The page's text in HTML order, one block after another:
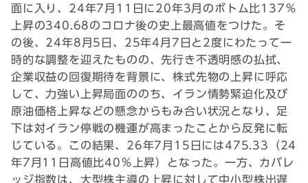
面に入り、24年7月11日に20年3月のボトム比137％
上昇の340.68のコロナ後の史上最高値をつけた。そ
の後、24年8月5日、25年4月7日と2度にわたって一
時的な調整を迎えたものの、先行き不透明感の払拭、
企業収益の回復期待を背景に、株式先物の上昇に呼応
して、力強い上昇局面ののち、イラン情勢緊迫化及び
原油価格上昇などの懸念からもみ合い状況となり、足
下は対イラン停戦の機運が高まったことから反発に転
じている。この結果、26年7月15日には475.33（24
年7月11日高値比40％上昇）となった。一方、カバレ
ッジ指数は、大型株主導の上昇に対して中小型株出遅